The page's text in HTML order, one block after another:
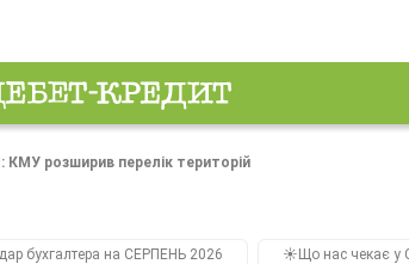
розширив перелік територій
бухгалтера на СЕРПЕНЬ 2026 ☀️Що нас чекає у